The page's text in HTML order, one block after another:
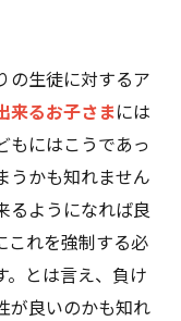
の生徒に対するア
来るお子さまには
もにはこうであっ
うかも知れません
るようになれば良
これを強制する必
。とは言え、負け
が良いのかも知れ